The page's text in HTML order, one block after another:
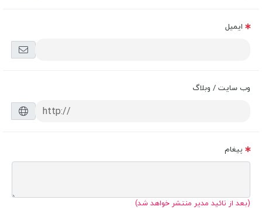
ایمیل
وب سایت / وبلاگ
پیغام
(بعد از تائید مدیر منتشر خواهد شد)